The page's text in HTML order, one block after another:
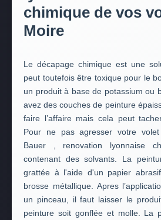
chimique de vos
Moire
Le décapage chimique est une
peut toutefois être toxique pour le
un produit à base de potassium ou
avez des couches de peinture
faire l’affaire mais cela peut
Pour ne pas agresser votre
Bauer , renovation lyonnaise
contenant des solvants. La
grattée à l'aide d'un papier
brosse métallique. Apres
un pinceau, il faut laisser le
peinture soit gonflée et molle. La